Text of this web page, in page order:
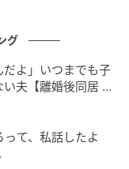
。
グ
だよ」いつまでも子
夫【離婚後同居 Vo
て、私話したよ